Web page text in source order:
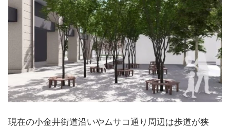
現在の小金井街道沿いやムサコ通り周辺は歩道が狭